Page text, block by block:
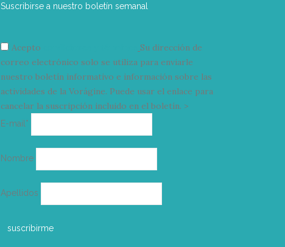
Suscribirse a nuestro boletín semanal
Acepto
Su dirección de
correo electrónico solo se utiliza para enviarle
nuestro boletín informativo e información sobre las
actividades de la Vorágine. Puede usar el enlace para
cancelar la suscripción incluido en el boletín. >
E-mail*
electrónico
Nombre
Apellidos